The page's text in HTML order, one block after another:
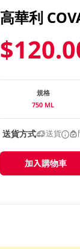
高華利
規格
750 ML
送貨方式 送貨
加入購物車